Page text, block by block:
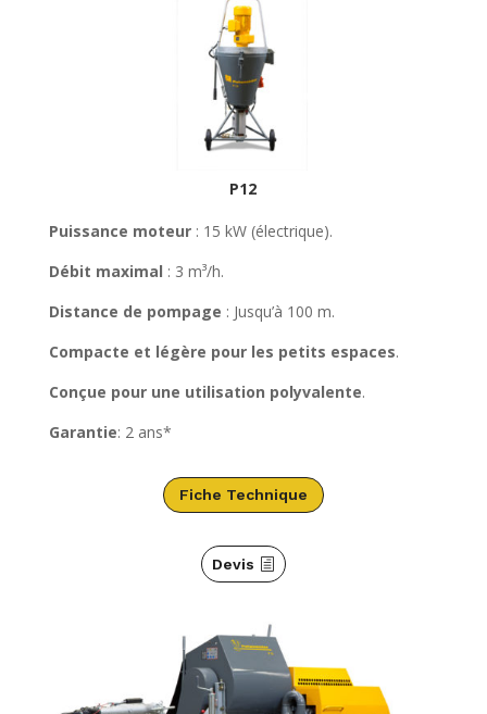
P12
Puissance moteur : 15 kW (électrique).
Débit maximal : 3 m³/h.
Distance de pompage : Jusqu’à 100 m.
Compacte et légère pour les petits espaces.
Conçue pour une utilisation polyvalente.
Garantie: 2 ans*
Fiche Technique
Devis